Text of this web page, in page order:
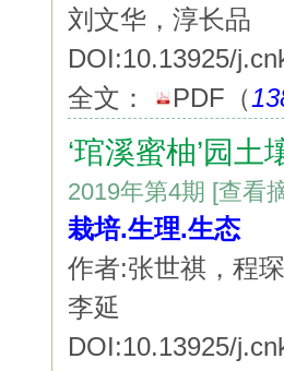
刘文华，淳长品
DOI:10.13925/
全文：
PDF （
‘琯溪蜜柚’园
2019年第4期 [查看
栽培.生理.生态
作者:张世祺，程
李延
DOI:10.13925/